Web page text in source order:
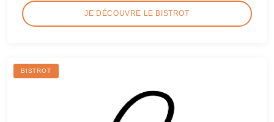
JE DÉCOUVRE LE BISTROT
BISTROT